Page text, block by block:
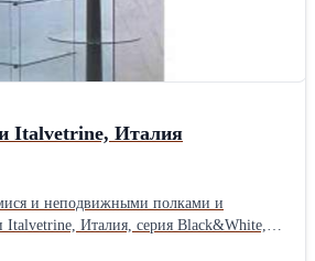
Italvetrine, Италия
и неподвижными полками и
Италия, серия Black&White,